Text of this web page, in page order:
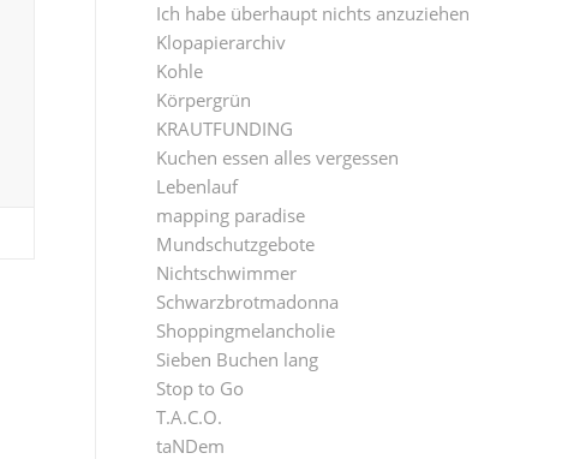
Ich habe überhaupt nichts anzuziehen
Klopapierarchiv
Kohle
Körpergrün
KRAUTFUNDING
Kuchen essen alles vergessen
Lebenlauf
mapping paradise
Mundschutzgebote
Nichtschwimmer
Schwarzbrotmadonna
Shoppingmelancholie
Sieben Buchen lang
Stop to Go
T.A.C.O.
taNDem